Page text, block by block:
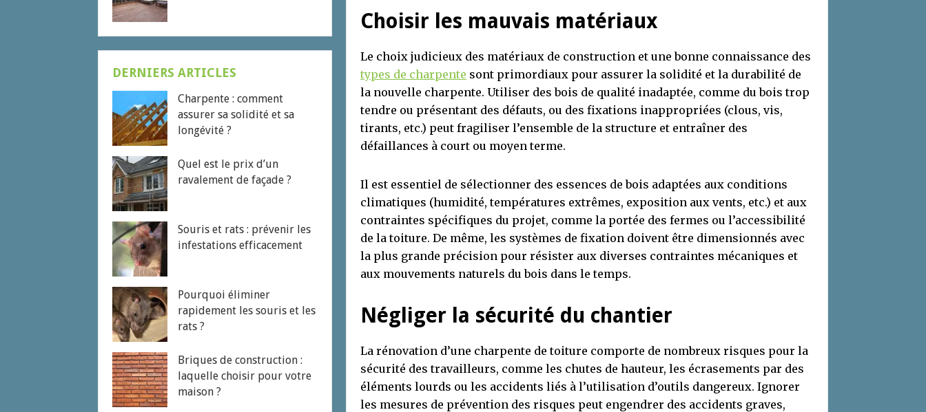
Choisir les mauvais matériaux
Le choix judicieux des matériaux de construction et une bonne connaissance des
types de charpente sont primordiaux pour assurer la solidité et la durabilité de
la nouvelle charpente. Utiliser des bois de qualité inadaptée, comme du bois trop
tendre ou présentant des défauts, ou des fixations inappropriées (clous, vis,
tirants, etc.) peut fragiliser l’ensemble de la structure et entraîner des
défaillances à court ou moyen terme.
Il est essentiel de sélectionner des essences de bois adaptées aux conditions
climatiques (humidité, températures extrêmes, exposition aux vents, etc.) et aux
contraintes spécifiques du projet, comme la portée des fermes ou l’accessibilité
de la toiture. De même, les systèmes de fixation doivent être dimensionnés avec
la plus grande précision pour résister aux diverses contraintes mécaniques et
aux mouvements naturels du bois dans le temps.
Négliger la sécurité du chantier
La rénovation d’une charpente de toiture comporte de nombreux risques pour la
sécurité des travailleurs, comme les chutes de hauteur, les écrasements par des
éléments lourds ou les accidents liés à l’utilisation d’outils dangereux. Ignorer
les mesures de prévention des risques peut engendrer des accidents graves,
DERNIERS ARTICLES
Charpente : comment
assurer sa solidité et sa
longévité ?
Quel est le prix d’un
ravalement de façade ?
Souris et rats : prévenir les
infestations efficacement
Pourquoi éliminer
rapidement les souris et les
rats ?
Briques de construction :
laquelle choisir pour votre
maison ?